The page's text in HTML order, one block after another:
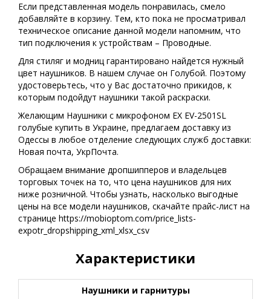
Если представленная модель понравилась, смело
добавляйте в корзину. Тем, кто пока не просматривал
техническое описание данной модели напомним, что
тип подключения к устройствам – Проводные.
Для стиляг и модниц гарантировано найдется нужный
цвет наушников. В нашем случае он Голубой. Поэтому
удостоверьтесь, что у Вас достаточно прикидов, к
которым подойдут наушники такой раскраски.
Желающим Наушники с микрофоном EX EV-2501SL
голубые купить в Украине, предлагаем доставку из
Одессы в любое отделение следующих служб доставки:
Новая почта, УкрПочта.
Обращаем внимание дропшипперов и владельцев
торговых точек на то, что цена наушников для них
ниже розничной. Чтобы узнать, насколько выгодные
цены на все модели наушников, скачайте прайс-лист на
странице https://mobioptom.com/price_lists-
expotr_dropshipping_xml_xlsx_csv
Характеристики
Наушники и гарнитуры